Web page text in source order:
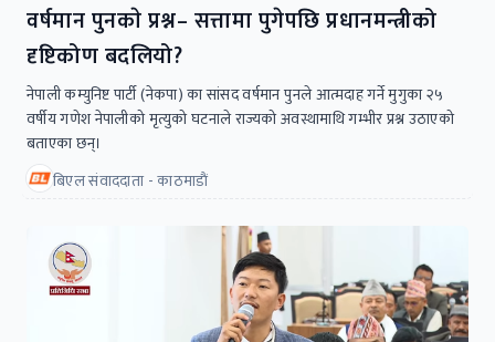
वर्षमान पुनकाे प्रश्न– सत्तामा पुगेपछि प्रधानमन्त्रीको
दृष्टिकोण बदलियो?
नेपाली कम्युनिष्ट पार्टी (नेकपा) का सांसद वर्षमान पुनले आत्मदाह गर्ने मुगुका २५
वर्षीय गणेश नेपालीको मृत्युको घटनाले राज्यको अवस्थामाथि गम्भीर प्रश्न उठाएको
बताएका छन्।
बिएल संवाददाता - काठमाडाैं